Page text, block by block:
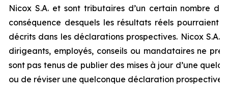
Nicox S.A. et sont tributaires d’un certain nombre
conséquence desquels les résultats réels pourraient
décrits dans les déclarations prospectives. Nicox S.A.
dirigeants, employés, conseils ou mandataires ne
sont pas tenus de publier des mises à jour d’une
ou de réviser une quelconque déclaration prospective.